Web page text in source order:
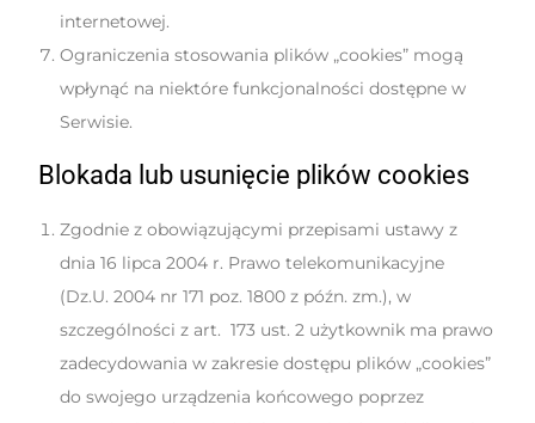
internetowej.
Ograniczenia stosowania plików „cookies” mogą
wpłynąć na niektóre funkcjonalności dostępne w
Serwisie.
Blokada lub usunięcie plików cookies
Zgodnie z obowiązującymi przepisami ustawy z
dnia 16 lipca 2004 r. Prawo telekomunikacyjne
(Dz.U. 2004 nr 171 poz. 1800 z późn. zm.), w
szczególności z art. 173 ust. 2 użytkownik ma prawo
zadecydowania w zakresie dostępu plików „cookies”
do swojego urządzenia końcowego poprzez